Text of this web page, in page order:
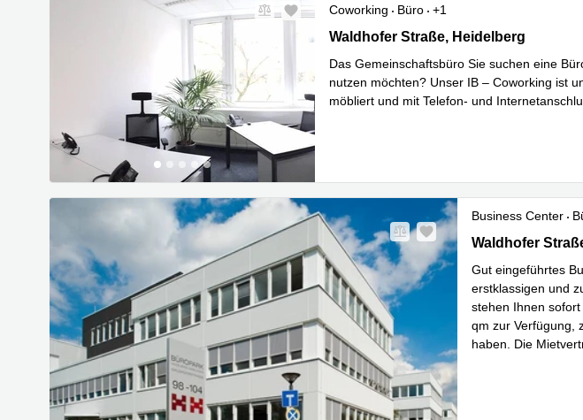
Coworking Büro
+1
Waldhofer Strasse 102, Heidelberg
Waldhofer Straße, Heidelberg
Das Gemeinschaftsbüro Sie suchen eine
nutzen möchten? Unser IB – Coworking ist
möbliert und mit Telefon- und
Business Center
Waldhofer Strasse
Waldhofer
Gut eingeführtes
erstklassigen und
stehen Ihnen
qm zur Verfügung,
haben. Die